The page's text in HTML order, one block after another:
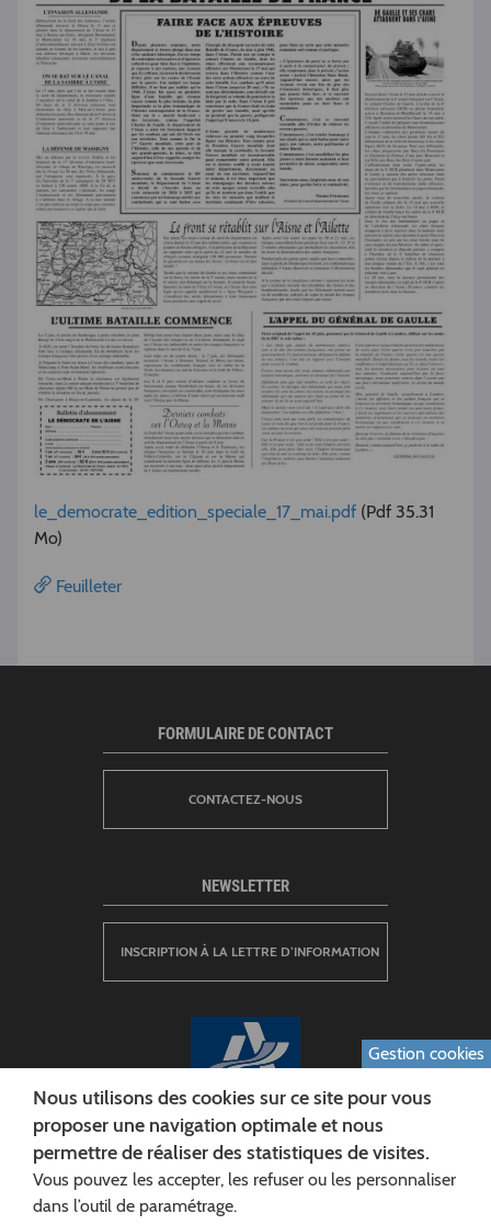
le_democrate_edition_speciale_17_mai.pdf (Pdf 35.31
Mo)
Feuilleter
CONSEIL DÉPARTEMENTAL DE L'AISNE
Siège :
FORMULAIRE DE CONTACT
CONTACTEZ-NOUS
NEWSLETTER
INSCRIPTION À LA LETTRE D’INFORMATION
Gestion cookies
Nous utilisons des cookies sur ce site pour vous
proposer une navigation optimale et nous
permettre de réaliser des statistiques de visites.
Vous pouvez les accepter, les refuser ou les personnaliser
dans l’outil de paramétrage.